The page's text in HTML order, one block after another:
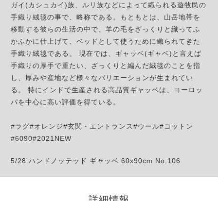
ガイ(カシュカイ)族、ルリ族などによって織られる遊牧民の
手織り絨毯の事で、略称である。もともとは、山岳地帯を
移動する彼らの生活の中で、羊の毛をざっくりと織ってふ
かふかに仕上げて、ベッドとして使うために織られてきた
手織り絨毯である。 現在では、ギャッベ(ギャベ)と言えば
手織りの厚手で重たい、ざっくりと編んだ絨毯のことを指
し、厚みや産地など様々なバリエーションが生まれてい
る。 特にインドで生産される高品質ギャッベは、ヨーロッ
パを中心に高い評価を得ている。
#ラグ#オレンジ#玄関・エントランス#ウール#コットン
#6090#2021NEW
5/28 ハンドノッテッド ギャッベ 60x90cm No.106